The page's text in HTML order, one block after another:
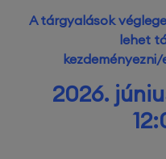
A tárgyalások
lehet
2026.